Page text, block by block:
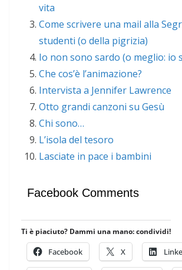
vita
Come scrivere una mail alla
studenti (o della pigrizia)
Io non sono sardo (o meglio: io
Che cos’è l’animazione?
Intervista a Jennifer Lawrence
Otto grandi canzoni su Gesù
Chi sono…
L’isola del tesoro
Lasciate in pace i bambini
Facebook Comments
Ti è piaciuto? Dammi una mano: condividi!
Facebook X